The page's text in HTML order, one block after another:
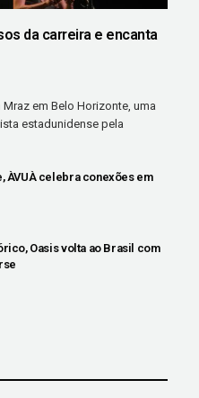
da carreira e encanta
em Belo Horizonte, uma
estadunidense pela
ÀVUÀ celebra conexões em
Oasis volta ao Brasil com